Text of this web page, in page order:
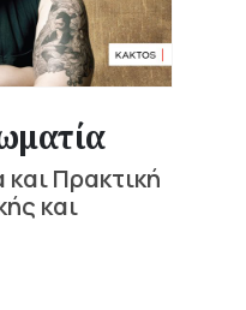
Πρακτική
και